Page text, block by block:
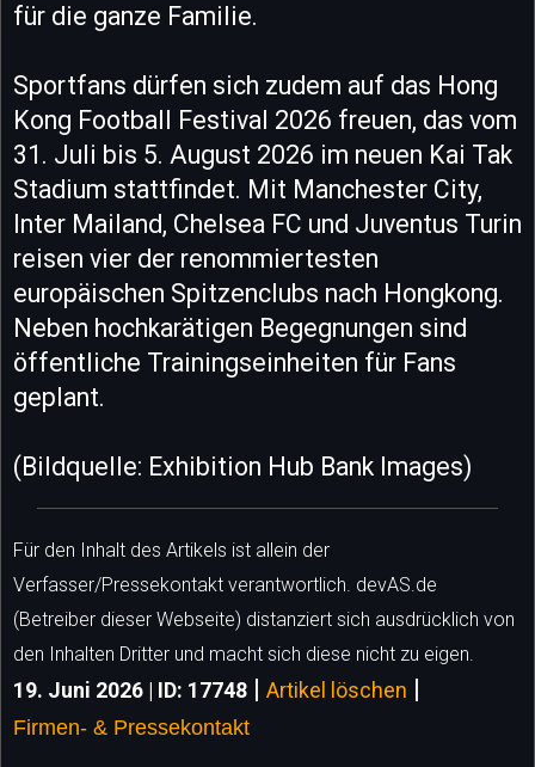
für die ganze Familie.
Sportfans dürfen sich zudem auf das Hong
Kong Football Festival 2026 freuen, das vom
31. Juli bis 5. August 2026 im neuen Kai Tak
Stadium stattfindet. Mit Manchester City,
Inter Mailand, Chelsea FC und Juventus Turin
reisen vier der renommiertesten
europäischen Spitzenclubs nach Hongkong.
Neben hochkarätigen Begegnungen sind
öffentliche Trainingseinheiten für Fans
geplant.
(Bildquelle: Exhibition Hub Bank Images)
Für den Inhalt des Artikels ist allein der
Verfasser/Pressekontakt verantwortlich. devAS.de
(Betreiber dieser Webseite) distanziert sich ausdrücklich von
den Inhalten Dritter und macht sich diese nicht zu eigen.
19. Juni 2026 | ID: 17748 Artikel löschen
Firmen- & Pressekontakt